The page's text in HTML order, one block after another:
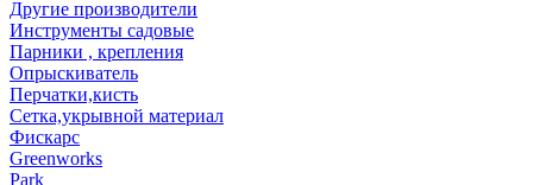
Другие производители
Инструменты садовые
Парники , крепления
Опрыскиватель
Перчатки,кисть
Сетка,укрывной материал
Фискарс
Greenworks
Park